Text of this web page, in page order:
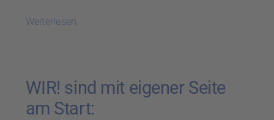
Weiterlesen
WIR! sind mit eigener Seite
am Start: